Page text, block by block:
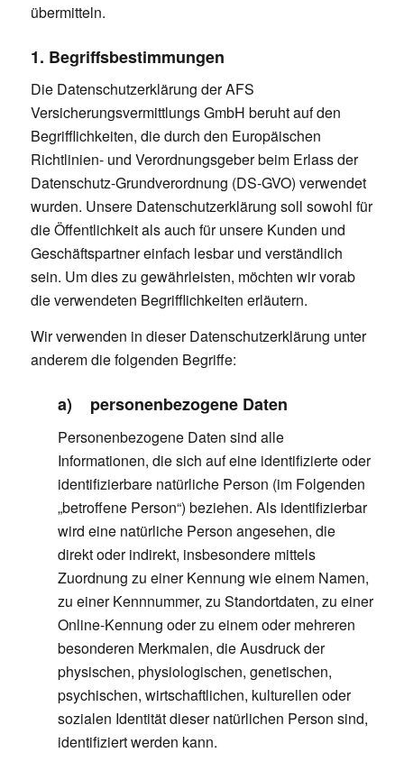
übermitteln.
1. Begriffsbestimmungen
Die Datenschutzerklärung der AFS
Versicherungsvermittlungs GmbH beruht auf den
Begrifflichkeiten, die durch den Europäischen
Richtlinien- und Verordnungsgeber beim Erlass der
Datenschutz-Grundverordnung (DS-GVO) verwendet
wurden. Unsere Datenschutzerklärung soll sowohl für
die Öffentlichkeit als auch für unsere Kunden und
Geschäftspartner einfach lesbar und verständlich
sein. Um dies zu gewährleisten, möchten wir vorab
die verwendeten Begrifflichkeiten erläutern.
Wir verwenden in dieser Datenschutzerklärung unter
anderem die folgenden Begriffe:
a) personenbezogene Daten
Personenbezogene Daten sind alle
Informationen, die sich auf eine identifizierte oder
identifizierbare natürliche Person (im Folgenden
„betroffene Person“) beziehen. Als identifizierbar
wird eine natürliche Person angesehen, die
direkt oder indirekt, insbesondere mittels
Zuordnung zu einer Kennung wie einem Namen,
zu einer Kennnummer, zu Standortdaten, zu einer
Online-Kennung oder zu einem oder mehreren
besonderen Merkmalen, die Ausdruck der
physischen, physiologischen, genetischen,
psychischen, wirtschaftlichen, kulturellen oder
sozialen Identität dieser natürlichen Person sind,
identifiziert werden kann.